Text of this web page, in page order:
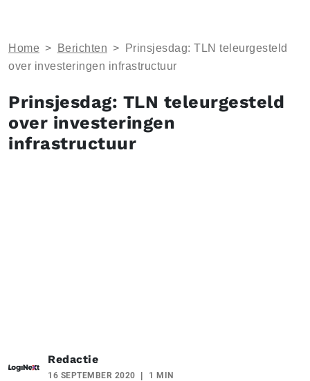
Home > Berichten >
Prinsjesdag: TLN teleurgesteld
over investeringen infrastructuur
Prinsjesdag: TLN teleurgesteld
over investeringen
infrastructuur
Redactie
16 SEPTEMBER 2020 1 MIN